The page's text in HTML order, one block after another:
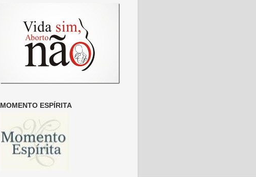
MOMENTO ESPÍRITA